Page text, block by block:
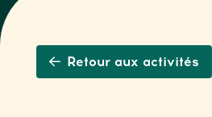
Retour aux activités